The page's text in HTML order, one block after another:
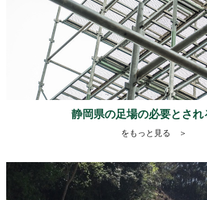
静岡県の足場の必要とされ
をもっと見る ＞